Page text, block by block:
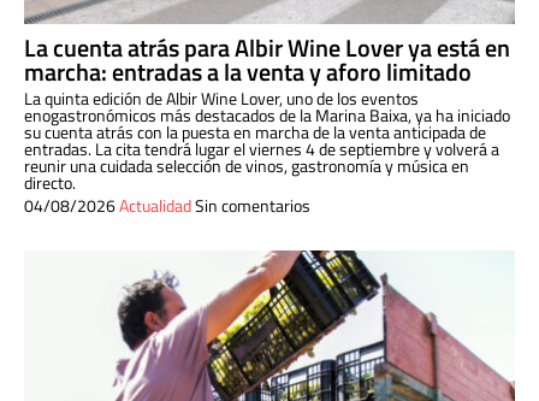
La cuenta atrás para Albir Wine Lover ya está en
marcha: entradas a la venta y aforo limitado
La quinta edición de Albir Wine Lover, uno de los eventos
enogastronómicos más destacados de la Marina Baixa, ya ha iniciado
su cuenta atrás con la puesta en marcha de la venta anticipada de
entradas. La cita tendrá lugar el viernes 4 de septiembre y volverá a
reunir una cuidada selección de vinos, gastronomía y música en
directo.
04/08/2026ActualidadSin comentarios